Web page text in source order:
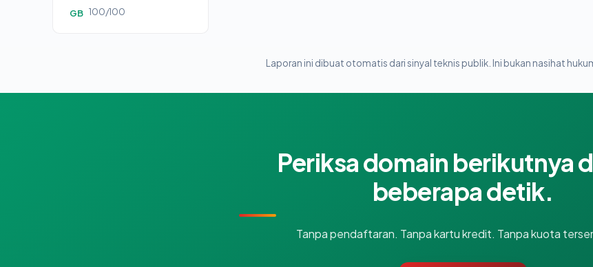
GB 100/100
Laporan ini dibuat otomatis dari sinyal teknis publik. Ini bukan nasihat
Periksa domain berikutnya
beberapa detik.
Tanpa pendaftaran. Tanpa kartu kredit. Tanpa kuota